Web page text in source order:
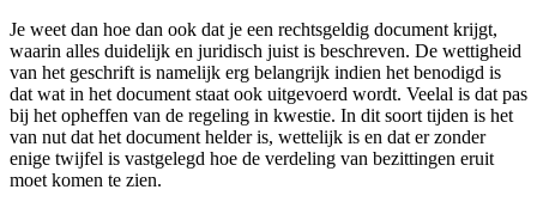
Je weet dan hoe dan ook dat je een rechtsgeldig document krijgt,
waarin alles duidelijk en juridisch juist is beschreven. De wettigheid
van het geschrift is namelijk erg belangrijk indien het benodigd is
dat wat in het document staat ook uitgevoerd wordt. Veelal is dat pas
bij het opheffen van de regeling in kwestie. In dit soort tijden is het
van nut dat het document helder is, wettelijk is en dat er zonder
enige twijfel is vastgelegd hoe de verdeling van bezittingen eruit
moet komen te zien.